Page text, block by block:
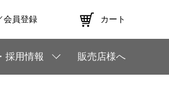
会員登録 カート
採用情報 販売店様へ